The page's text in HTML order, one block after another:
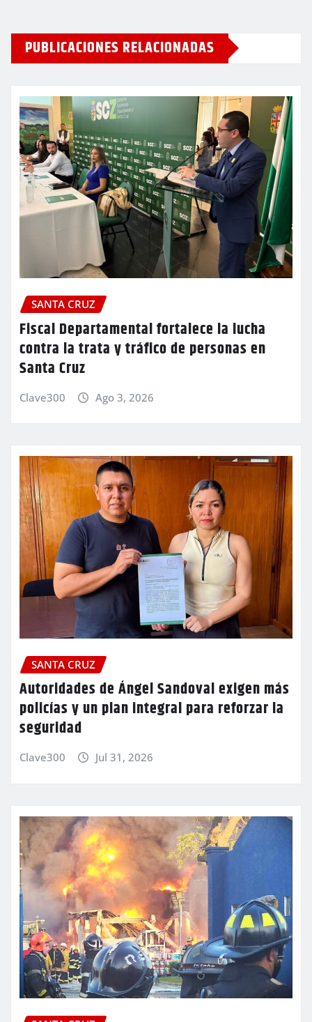
PUBLICACIONES RELACIONADAS
SANTA CRUZ
Fiscal Departamental fortalece la lucha
contra la trata y tráfico de personas en
Santa Cruz
Clave300 Ago 3, 2026
SANTA CRUZ
Autoridades de Ángel Sandoval exigen más
policías y un plan integral para reforzar la
seguridad
Clave300 Jul 31, 2026